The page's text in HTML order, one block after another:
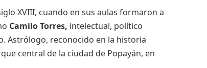
XVIII, cuando en sus aulas formaron a
Camilo Torres, intelectual, político
Astrólogo, reconocido en la historia
central de la ciudad de Popayán, en